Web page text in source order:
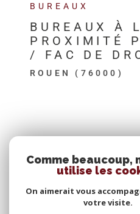
BUREAUX
BUREAUX À
PROXIMITÉ
/ FAC DE
ROUEN (76000)
Comme beaucoup,
utilise les
On aimerait vous
votre visite.